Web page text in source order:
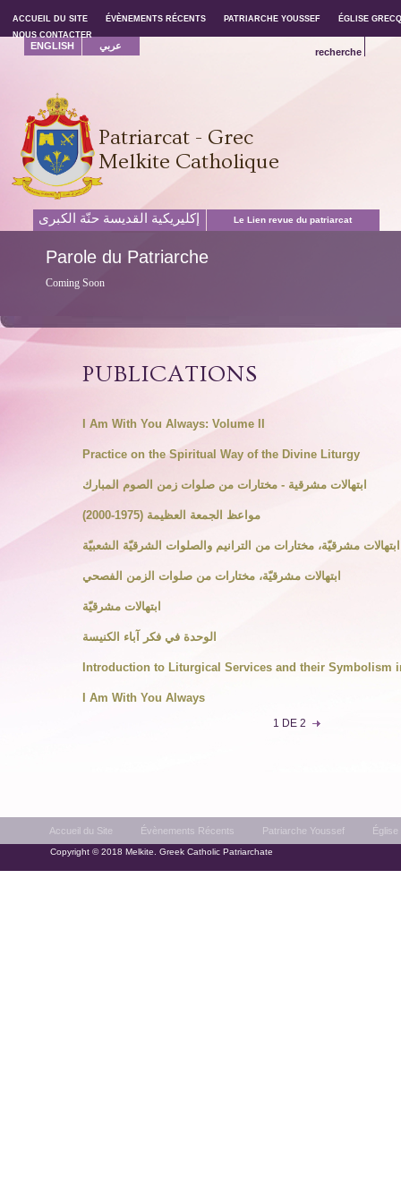
ACCUEIL DU SITE ÉVÈNEMENTS RÉCENTS PATRIARCHE YOUSSEF
ÉGLISE
NOUS CONTACTER
Patriarcat - Grec
Melkite Catholique
ENGLISH عربي
recherche
إكليريكية القديسة حنّة الكبرى Le Lien revue du patriarcat
Paroledu Patriarche
Coming Soon
PUBLICATIONS
I Am With You Always: Volume II
Practice on the Spiritual Way of the Divine Liturgy
ابتهالات مشرقية - مختارات من صلوات زمن الصوم المبارك
مواعظ الجمعة العظيمة (1975-2000)
ابتهالات مشرقيّة، مختارات من الترانيم والصلوات الشرقيّة الشعبيّة
ابتهالات مشرقيّة، مختارات من صلوات الزمن الفصحي
ابتهالات مشرقيّة
الوحدة في فكر آباء الكنيسة
Introduction to Liturgical Services and their Symbolism
I Am With You Always
1 DE 2
Accueil du Site Évènements Récents Patriarche Youssef
Copyright © 2018 Melkite. Greek Catholic Patriarchate
ACCUEIL DU SITE ÉVÈNEMENTS RÉCENTS PATRIARCHE YOUSSEF
ÉGLISE
NOUS CONTACTER